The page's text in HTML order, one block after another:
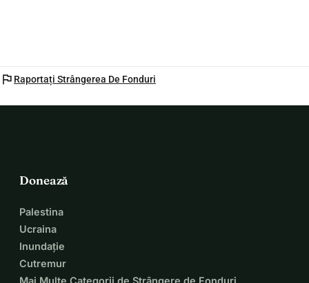
flag Raportați Strângerea De Fonduri
Donează
Palestina
Ucraina
Inundație
Cutremur
Mai Multe Categorii de Strângere de Fonduri